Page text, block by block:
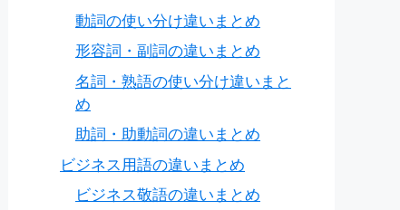
動詞の使い分け違いまとめ
形容詞・副詞の違いまとめ
名詞・熟語の使い分け違いまと
め
助詞・助動詞の違いまとめ
ビジネス用語の違いまとめ
ビジネス敬語の違いまとめ